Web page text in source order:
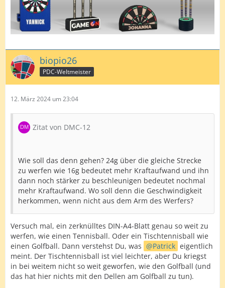
biopio26
PDC-Weltmeister
12. März 2024 um 23:04
Zitat von DMC-12
Wie soll das denn gehen? 24g über die gleiche Strecke
zu werfen wie 16g bedeutet mehr Kraftaufwand und ihn
dann noch stärker zu beschleunigen bedeutet nochmal
mehr Kraftaufwand. Wo soll denn die Geschwindigkeit
herkommen, wenn nicht aus dem Arm des Werfers?
Versuch mal, ein zerknülltes DIN-A4-Blatt genau so weit zu
werfen, wie einen Tennisball. Oder ein Tischtennisball wie
einen Golfball. Dann verstehst Du, was
Patrick eigentlich
meint. Der Tischtennisball ist viel leichter, aber Du kriegst
in bei weitem nicht so weit geworfen, wie den Golfball (und
das hat hier nichts mit den Dellen am Golfball zu tun).